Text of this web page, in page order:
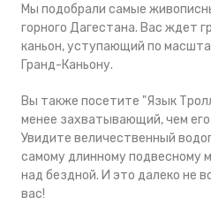
Мы подобрали самые
горного Дагестана. Вас ждет
каньон, уступающий по
Гранд-Каньону.
Вы также посетите "Язык
менее захватывающий, чем
Увидите величественный
самому длинному подвесному
над бездной. И это далеко не
вас!